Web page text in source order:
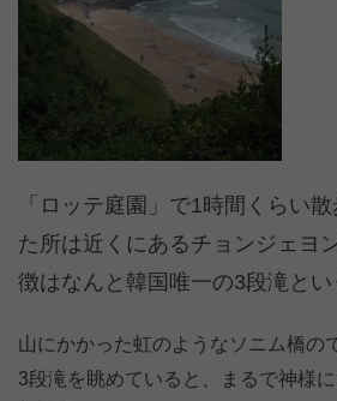
「ロッテ庭園」で1時間くらい
た所は近くにあるチョンジェヨ
徴はなんと韓国唯一の3段滝とい
山にかかった虹のようなソニム橋の
3段滝を眺めていると、まるで神様